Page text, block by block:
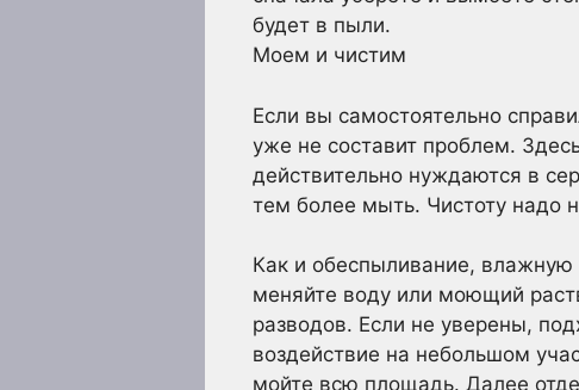
будет в пыли.
Моем и чистим
Если вы самостоятельно
уже не составит проблем.
действительно нуждаются в
тем более мыть. Чистоту надо
Как и обеспыливание, влажную
меняйте воду или моющий
разводов. Если не уверены,
воздействие на небольшом
мойте всю площадь. Далее